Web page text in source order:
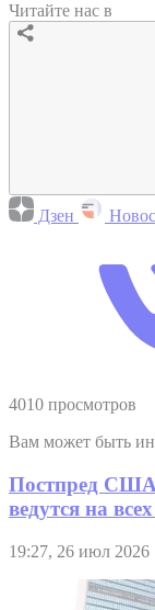
Читайте нас в
Дзен
4010 просмотров
Вам может быть
Постпред
ведутся на
19:27, 26 июл 2026